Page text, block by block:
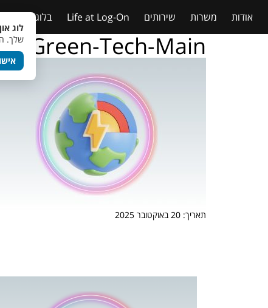
אודות משרות שירותים Life at Log-On בלוג
Green-Tech-Main
תאריך: 20 באוקטובר 2025
לוג
שלך.